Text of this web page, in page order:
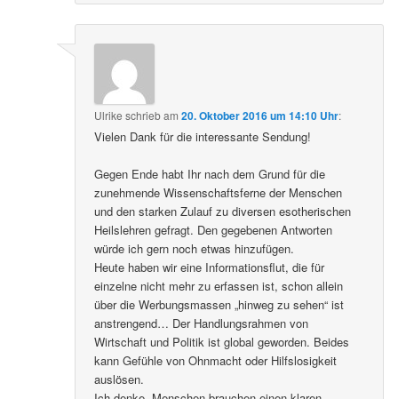
Ulrike schriebam20. Oktober 2016 um 14:10 Uhr:
Vielen Dank für die interessante Sendung!
Gegen Ende habt Ihr nach dem Grund für die
zunehmende Wissenschaftsferne der Menschen
und den starken Zulauf zu diversen esotherischen
Heilslehren gefragt. Den gegebenen Antworten
würde ich gern noch etwas hinzufügen.
Heute haben wir eine Informationsflut, die für
einzelne nicht mehr zu erfassen ist, schon allein
über die Werbungsmassen „hinweg zu sehen“ ist
anstrengend… Der Handlungsrahmen von
Wirtschaft und Politik ist global geworden. Beides
kann Gefühle von Ohnmacht oder Hilfslosigkeit
auslösen.